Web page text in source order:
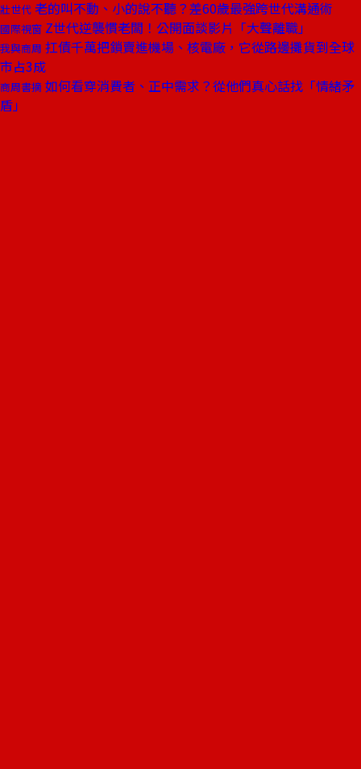
壯世代 老的叫不動、小的說不聽？差60歲最強跨世代溝通術
國際視窗 Z世代逆襲慣老闆！公開面談影片「大聲離職」
我與商周 扛債千萬把鎖賣進機場、核電廠，它從路邊攤貨到全球
市占3成
商周書摘 如何看穿消費者、正中需求？從他們真心話找「情緒矛
盾」